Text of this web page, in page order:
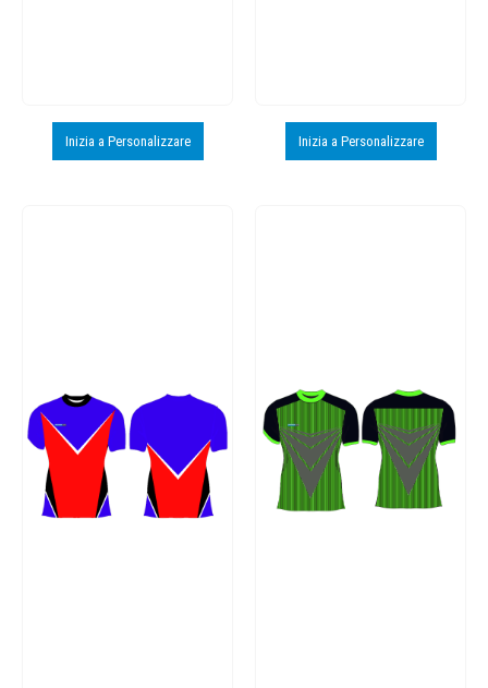
Inizia a Personalizzare Inizia a Personalizzare